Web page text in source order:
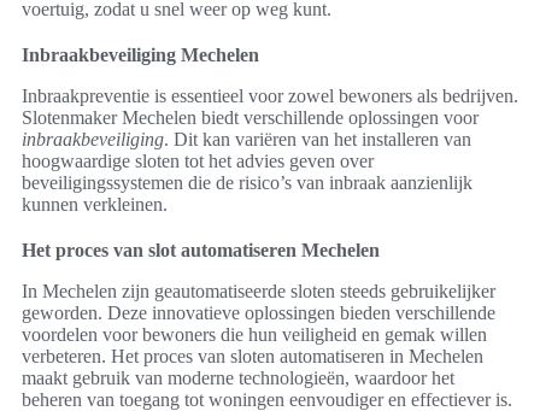
voertuig, zodat u snel weer op weg kunt.
Inbraakbeveiliging Mechelen
Inbraakpreventie is essentieel voor zowel bewoners als bedrijven.
Slotenmaker Mechelen biedt verschillende oplossingen voor
inbraakbeveiliging. Dit kan variëren van het installeren van
hoogwaardige sloten tot het advies geven over
beveiligingssystemen die de risico’s van inbraak aanzienlijk
kunnen verkleinen.
Het proces van slot automatiseren Mechelen
In Mechelen zijn geautomatiseerde sloten steeds gebruikelijker
geworden. Deze innovatieve oplossingen bieden verschillende
voordelen voor bewoners die hun veiligheid en gemak willen
verbeteren. Het proces van sloten automatiseren in Mechelen
maakt gebruik van moderne technologieën, waardoor het
beheren van toegang tot woningen eenvoudiger en effectiever is.